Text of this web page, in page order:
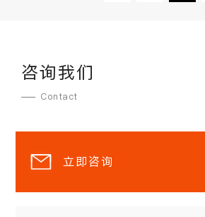
Contact
咨询我们
立即咨询